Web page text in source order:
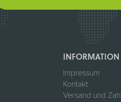
INFORMATION
Impressum
Kontakt
Versand und